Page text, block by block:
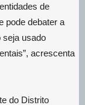
de
pode debater a
seja usado
acrescenta
do Distrito